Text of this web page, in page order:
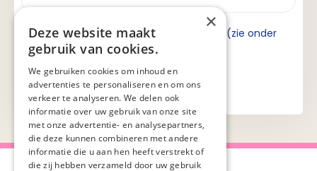
Ik ga akkoord met de privacyverklaring (zie onder
aan de pagina).
×
Deze website maakt
gebruik van cookies.
We gebruiken cookies om inhoud en
advertenties te personaliseren en om ons
verkeer te analyseren. We delen ook
informatie over uw gebruik van onze site
met onze advertentie- en analysepartners,
die deze kunnen combineren met andere
informatie die u aan hen heeft verstrekt of
die zij hebben verzameld door uw gebruik